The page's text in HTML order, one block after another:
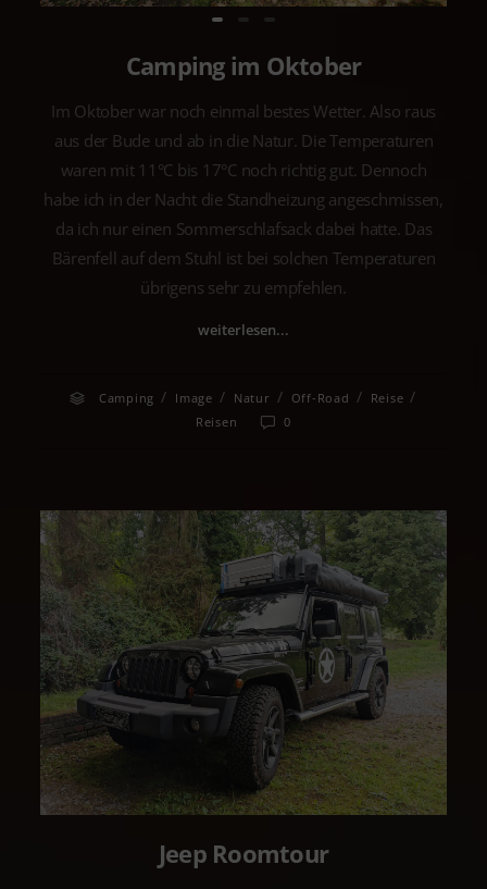
Camping im Oktober
Im Oktober war noch einmal bestes Wetter. Also raus
aus der Bude und ab in die Natur. Die Temperaturen
waren mit 11°C bis 17°C noch richtig gut. Dennoch
habe ich in der Nacht die Standheizung angeschmissen,
da ich nur einen Sommerschlafsack dabei hatte. Das
Bärenfell auf dem Stuhl ist bei solchen Temperaturen
übrigens sehr zu empfehlen.
weiterlesen...
Camping / Image / Natur / Off-Road / Reise /
Reisen 0
Jeep Roomtour